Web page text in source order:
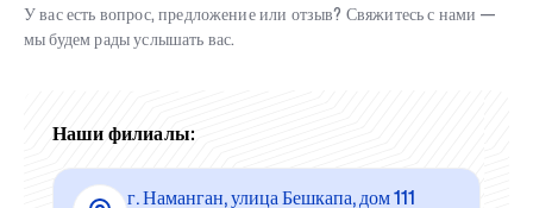
У вас есть вопрос, предложение или отзыв? Свяжитесь с нами —
мы будем рады услышать вас.
Наши филиалы:
г. Наманган, улица Бешкапа, дом 111